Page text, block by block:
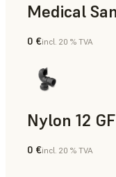
Medical
Médical
0 €incl. 20 % TVA
Nylon 12
Poudre SLS
0 €incl. 20 % TVA